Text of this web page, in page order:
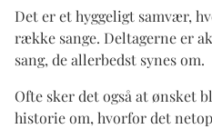
Det er et hyggeligt samvær,
række sange. Deltagerne er
sang, de allerbedst synes om.
Ofte sker det også at ønsket
historie om, hvorfor det